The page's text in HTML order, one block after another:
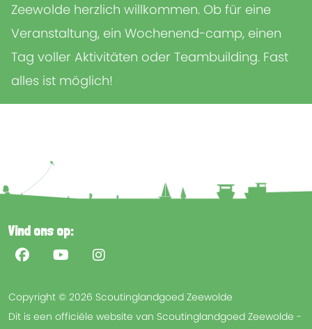
Zeewolde herzlich willkommen. Ob für eine
Veranstaltung, ein Wochenend-camp, einen
Tag voller Aktivitäten oder Teambuilding. Fast
alles ist möglich!
Vind ons op:
Copyright © 2026 Scoutinglandgoed Zeewolde
Dit is een officiële website van Scoutinglandgoed Zeewolde -